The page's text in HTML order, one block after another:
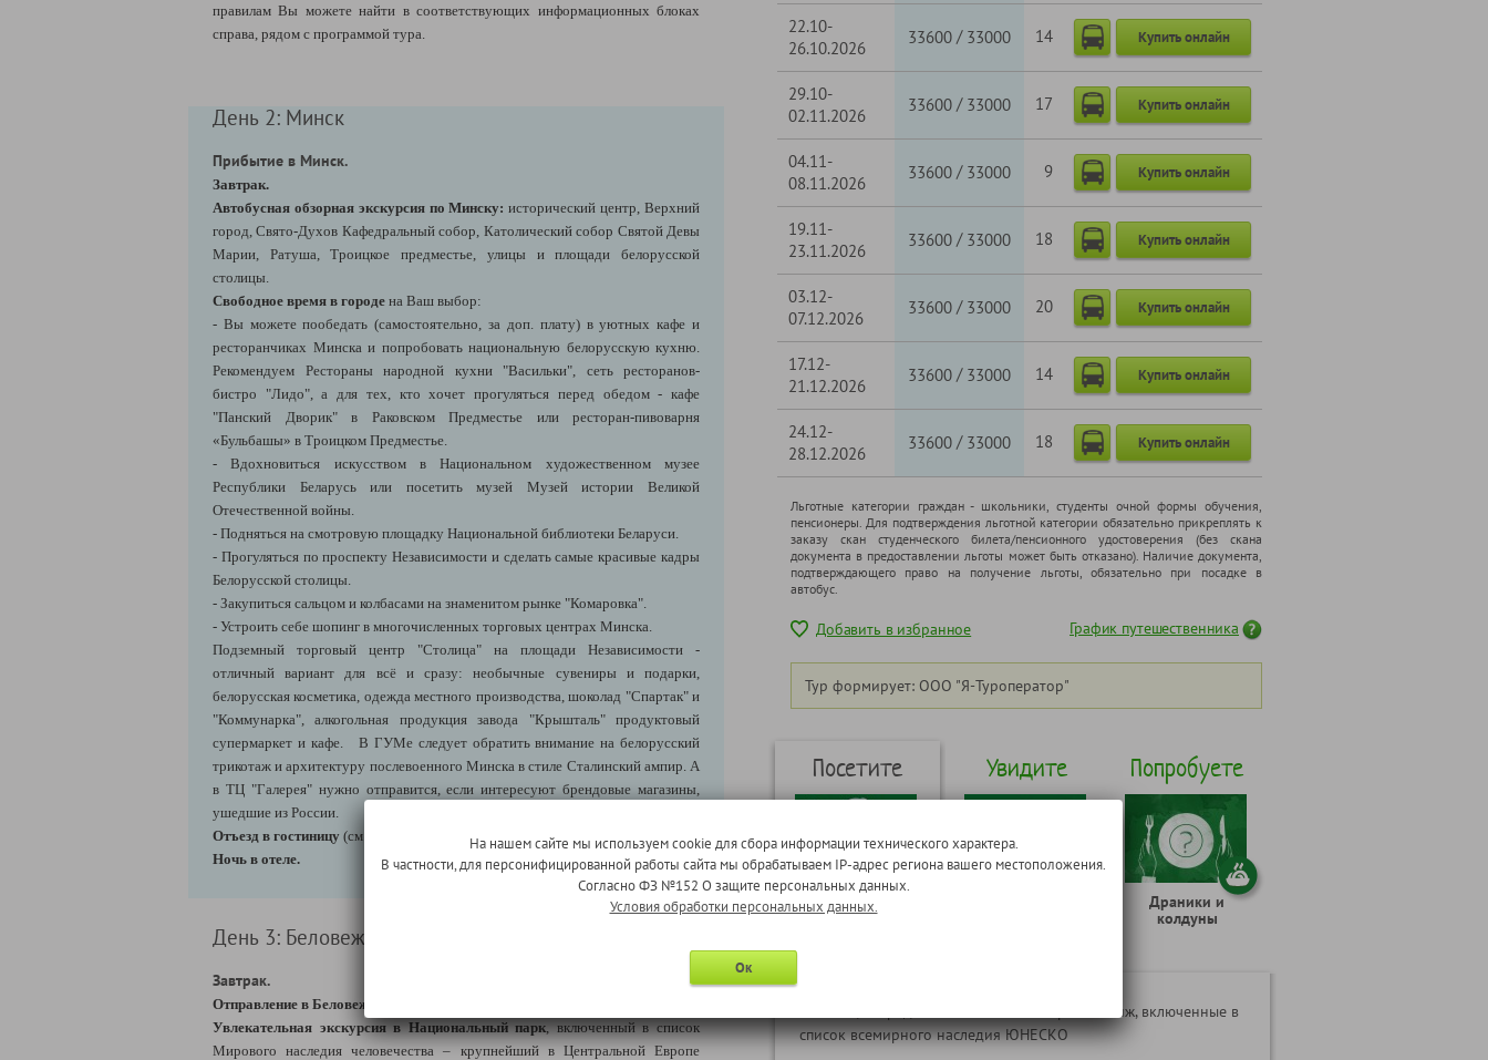
правилам Вы можете найти в соответствующих информационных блоках
справа, рядом с программой тура.
День 2: Минск
Прибытие в Минск.
Завтрак.
Автобусная обзорная экскурсия по Минску:исторический центр, Верхний
город, Свято-Духов Кафедральный собор, Католический собор Святой Девы
Марии, Ратуша, Троицкое предместье, улицы и площади белорусской
столицы.
Свободное время в городе на Ваш выбор:
- Вы можете пообедать (самостоятельно, за доп. плату) в уютных кафе и
ресторанчиках Минска и попробовать национальную белорусскую кухню.
Рекомендуем Рестораны народной кухни "Васильки", сеть ресторанов-
бистро "Лидо", а для тех, кто хочет прогуляться перед обедом - кафе
"Панский Дворик" в Раковском Предместье или ресторан-пивоварня
«Бульбашы» в Троицком Предместье.
- Вдохновиться искусством в Национальном художественном музее
Республики Беларусь или посетить музей Музей истории Великой
Отечественной войны.
- Подняться на смотровую площадку Национальной библиотеки Беларуси.
- Прогуляться по проспекту Независимости и сделать самые красивые кадры
Белорусской столицы.
- Закупиться сальцом и колбасами на знаменитом рынке "Комаровка".
- Устроить себе шопинг в многочисленных торговых центрах Минска.
Подземный торговый центр "Столица" на площади Независимости -
отличный вариант для всё и сразу: необычные сувениры и подарки,
белорусская косметика, одежда местного производства, шоколад "Спартак" и
"Коммунарка", алкогольная продукция завода "Крышталь" продуктовый
супермаркет и кафе. В ГУМе следует обратить внимание на белорусский
трикотаж и архитектуру послевоенного Минска в стиле Сталинский ампир. А
в ТЦ "Галерея" нужно отправится, если интересуют брендовые магазины,
ушедшие из России.
Отъезд в гостиницу (см. блок "Информация по Размещению")
Ночь в отеле.
День 3: Беловежская пуща + Брест
Завтрак.
Отправление в Беловежскую пущу.
Увлекательная экскурсия в Национальный парк, включенный в список
Мирового наследия человечества – крупнейший в Центральной Европе
22.10-
26.10.2026
33600 / 33000 14 Купить онлайн
29.10-
02.11.2026
33600 / 33000 17 Купить онлайн
04.11-
08.11.2026
33600 / 33000 9 Купить онлайн
19.11-
23.11.2026
33600 / 33000 18 Купить онлайн
03.12-
07.12.2026
33600 / 33000 20 Купить онлайн
17.12-
21.12.2026
33600 / 33000 14 Купить онлайн
24.12-
28.12.2026
33600 / 33000 18 Купить онлайн
Льготные категории граждан - школьники, cтуденты очной формы обучения,
пенсионеры. Для подтверждения льготной категории обязательно прикреплять к
заказу скан студенческого билета/пенсионного удостоверения (без скана
документа в предоставлении льготы может быть отказано). Наличие документа,
подтверждающего право на получение льготы, обязательно при посадке в
автобус.
Добавить в избранное График путешественника
Тур формирует: ООО "Я-Туроператор"
Посетите
Средневековые
замки Мир и
Увидите Попробуете
Драники и
колдуны
Настоящие средневековые замки Мир и Несвиж, включенные в
список всемирного наследия ЮНЕСКО
На нашем сайте мы используем cookie для сбора информации технического характера.
В частности, для персонифицированной работы сайта мы обрабатываем IP-адрес региона вашего местоположения.
Согласно ФЗ №152 О защите персональных данных.
Условия обработки персональных данных.
Ок